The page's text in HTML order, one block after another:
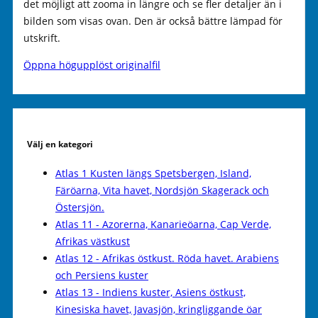
det möjligt att zooma in längre och se fler detaljer än i
bilden som visas ovan. Den är också bättre lämpad för
utskrift.
Öppna högupplöst originalfil
Välj en kategori
Atlas 1 Kusten längs Spetsbergen, Island,
Färöarna, Vita havet, Nordsjön Skagerack och
Östersjön.
Atlas 11 - Azorerna, Kanarieöarna, Cap Verde,
Afrikas västkust
Atlas 12 - Afrikas östkust. Röda havet. Arabiens
och Persiens kuster
Atlas 13 - Indiens kuster, Asiens östkust,
Kinesiska havet, Javasjön, kringliggande öar